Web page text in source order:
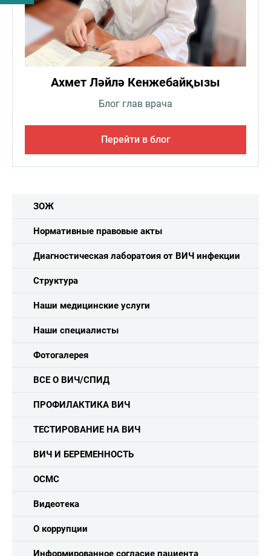
Ахмет Ләйлә Кенжебайқызы
Блог глав врача
Перейти в блог
ЗОЖ
Нормативные правовые акты
Диагностическая лаборатоия от ВИЧ инфекции
Структура
Наши медицинские услуги
Наши специалисты
Фотогалерея
ВСЕ О ВИЧ/СПИД
ПРОФИЛАКТИКА ВИЧ
ТЕСТИРОВАНИЕ НА ВИЧ
ВИЧ И БЕРЕМЕННОСТЬ
ОСМС
Видеотека
О коррупции
Информированное согласие пациента